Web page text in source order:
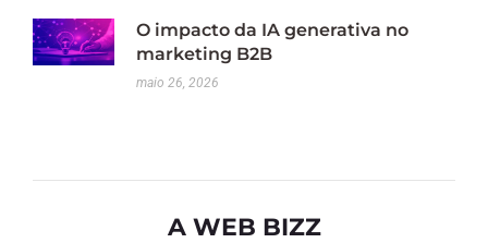
O impacto da IA generativa no
marketing B2B
maio 26, 2026
A WEB BIZZ